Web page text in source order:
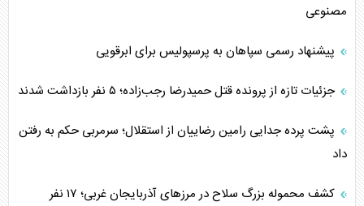
مصنوعی
پیشنهاد رسمی سپاهان به پرسپولیس برای ابرقویی
جزئیات تازه از پرونده قتل حمیدرضا رجب‌زاده؛ ۵ نفر بازداشت شدند
پشت پرده جدایی رامین رضاییان از استقلال؛ سرمربی حکم به رفتن
داد
کشف محموله بزرگ سلاح در مرزهای آذربایجان غربی؛ ۱۷ نفر